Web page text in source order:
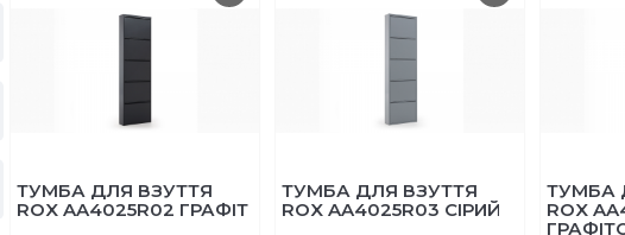
ТУМБА ДЛЯ ВЗУТТЯ
ROX AA4025R02 ГРАФІТ
ТУМБА ДЛЯ ВЗУТТЯ
ROX AA4025R03 СІРИЙ
ТУМБА
ROX